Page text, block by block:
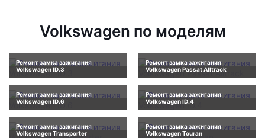
Volkswagen по моделям
Ремонт замка зажигания
Volkswagen ID.3
Ремонт замка зажигания
Volkswagen Passat Alltrack
Ремонт замка зажигания
Volkswagen ID.6
Ремонт замка зажигания
Volkswagen ID.4
Ремонт замка зажигания
Volkswagen Transporter
Ремонт замка зажигания
Volkswagen Touran